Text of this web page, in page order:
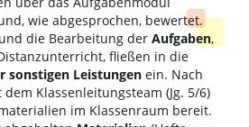
wie abgesprochen, bewertet.
die Bearbeitung der Aufgaben,
fließen in die
sonstigen Leistungenein. Nach
Klassenleitungsteam (Jg. 5/6)
im Klassenraum bereit.